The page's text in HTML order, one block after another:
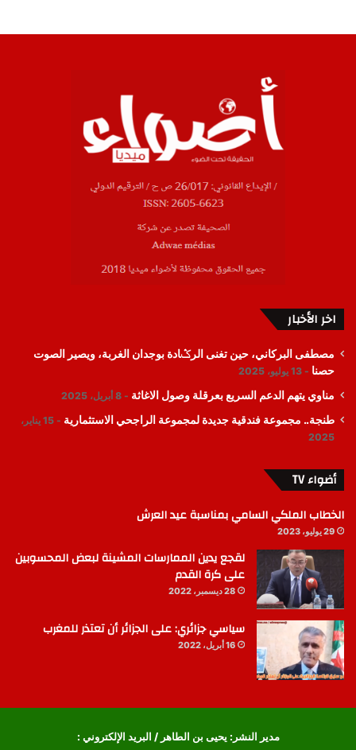
اخر الأخبار
مصطفى البركاني، حين تغنى الرݣادة بوجدان الغربة، ويصير الصوت
حصنا
13 يوليو، 2025
مناوي يتهم الدعم السريع بعرقلة وصول الاغاثة 8 أبريل، 2025
طنجة.. مجموعة فندقية جديدة لمجموعة الراجحي الاستثمارية
15 يناير،
2025
أضواء TV
الخطاب الملكي السامي بمناسبة عيد العرش
29 يوليو، 2023
لقجع يدين الممارسات المشينة لبعض المحسوبين
على كرة القدم
28 ديسمبر، 2022
سياسي جزائري: على الجزائر أن تعتذر للمغرب
16 أبريل، 2022
مدير النشر: يحيى بن الطاهر / البريد الإلكتروني :